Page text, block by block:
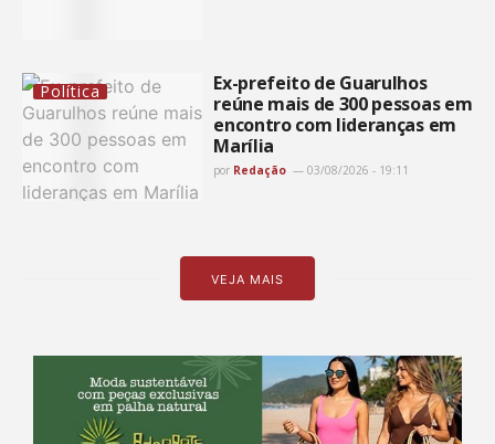
Política
Ex-prefeito de Guarulhos
reúne mais de 300 pessoas em
encontro com lideranças em
Marília
por Redação 03/08/2026 - 19:11
VEJA MAIS